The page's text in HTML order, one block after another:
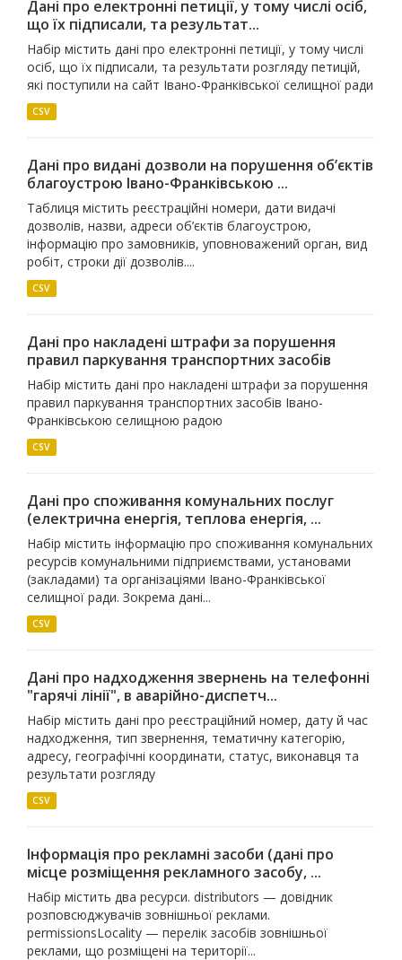
Дані про електронні петиції, у тому числі осіб,
що їх підписали, та результат...
Набір містить дані про електронні петиції, у тому числі
осіб, що їх підписали, та результати розгляду петицій,
які поступили на сайт Івано-Франківської селищної ради
CSV
Дані про видані дозволи на порушення об’єктів
благоустрою Івано-Франківською ...
Таблиця містить реєстраційні номери, дати видачі
дозволів, назви, адреси об’єктів благоустрою,
інформацію про замовників, уповноважений орган, вид
робіт, строки дії дозволів....
CSV
Дані про накладені штрафи за порушення
правил паркування транспортних засобів
Набір містить дані про накладені штрафи за порушення
правил паркування транспортних засобів Івано-
Франківською селищною радою
CSV
Дані про споживання комунальних послуг
(електрична енергія, теплова енергія, ...
Набір містить інформацію про споживання комунальних
ресурсів комунальними підприємствами, установами
(закладами) та організаціями Івано-Франківської
селищної ради. Зокрема дані...
CSV
Дані про надходження звернень на телефонні
"гарячі лінії", в аварійно-диспетч...
Набір містить дані про реєстраційний номер, дату й час
надходження, тип звернення, тематичну категорію,
адресу, географічні координати, статус, виконавця та
результати розгляду
CSV
Інформація про рекламні засоби (дані про
місце розміщення рекламного засобу, ...
Набір містить два ресурси. distributors — довідник
розповсюджувачів зовнішньої реклами.
permissionsLocality — перелік засобів зовнішньої
реклами, що розміщені на території...